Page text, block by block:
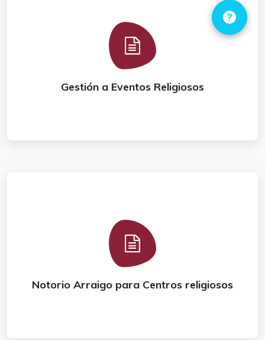
Gestión a Eventos Religiosos
Conoce este tr�mite
Notorio Arraigo para Centros religiosos
Conoce este tr�mite